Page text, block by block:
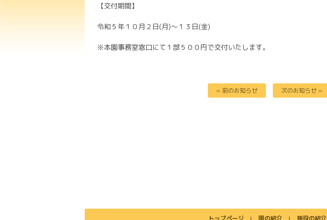
【交付期間】
令和５年１０月２日(月)～１３日(金)
※本園事務室窓口にて１部５００円で交付いたします。
« 前のお知らせ 次のお知らせ »